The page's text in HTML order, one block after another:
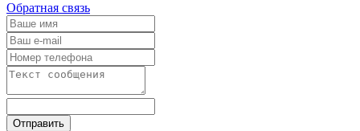
Обратная связь
Отправить